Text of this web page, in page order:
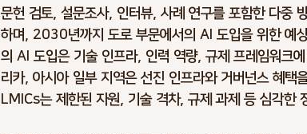
문헌 검토, 설문조사, 인터뷰, 사례 연구를 포함한 다중
하며, 2030년까지 도로 부문에서의 AI 도입을 위한 예
의 AI 도입은 기술 인프라, 인력 역량, 규제 프레임워크
리카, 아시아 일부 지역은 선진 인프라와 거버넌스 혜택
LMICs는 제한된 자원, 기술 격차, 규제 과제 등 심각한